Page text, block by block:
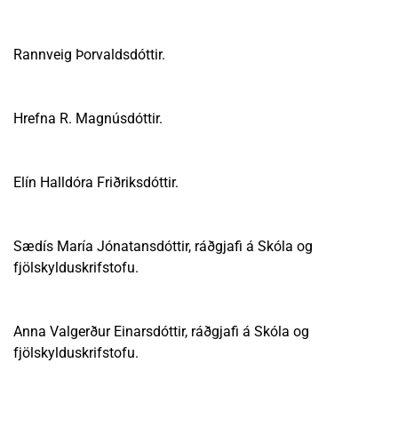
Rannveig Þorvaldsdóttir.
Hrefna R. Magnúsdóttir.
Elín Halldóra Friðriksdóttir.
Sædís María Jónatansdóttir, ráðgjafi á Skóla og
fjölskylduskrifstofu.
Anna Valgerður Einarsdóttir, ráðgjafi á Skóla og
fjölskylduskrifstofu.